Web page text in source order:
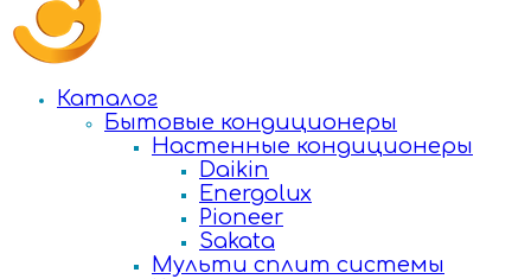
Каталог
Бытовые кондиционеры
Настенные кондиционеры
Daikin
Energolux
Pioneer
Sakata
Мульти сплит системы